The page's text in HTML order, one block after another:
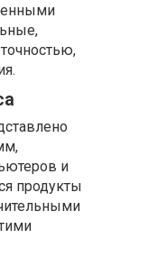
и
продукты